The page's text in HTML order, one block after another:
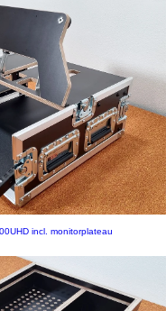
incl. monitorplateau